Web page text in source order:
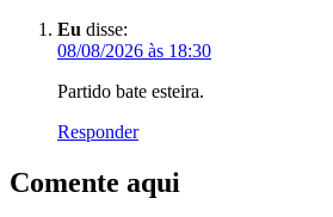
Eu disse:
08/08/2026 às 18:30
Partido bate esteira.
Responder
Comente aqui